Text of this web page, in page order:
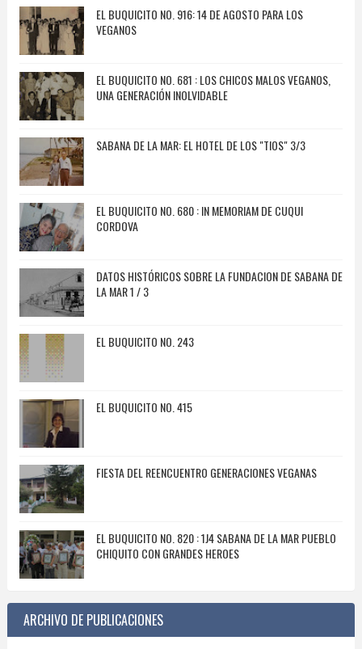
EL BUQUICITO NO. 916: 14 DE AGOSTO PARA LOS
VEGANOS
EL BUQUICITO NO. 681 : LOS CHICOS MALOS VEGANOS,
UNA GENERACIÓN INOLVIDABLE
SABANA DE LA MAR: EL HOTEL DE LOS "TIOS" 3/3
EL BUQUICITO NO. 680 : IN MEMORIAM DE CUQUI
CORDOVA
DATOS HISTÓRICOS SOBRE LA FUNDACION DE SABANA DE
LA MAR 1 / 3
EL BUQUICITO NO. 243
EL BUQUICITO NO. 415
FIESTA DEL REENCUENTRO GENERACIONES VEGANAS
EL BUQUICITO NO. 820 : 1J4 SABANA DE LA MAR PUEBLO
CHIQUITO CON GRANDES HEROES
ARCHIVO DE PUBLICACIONES